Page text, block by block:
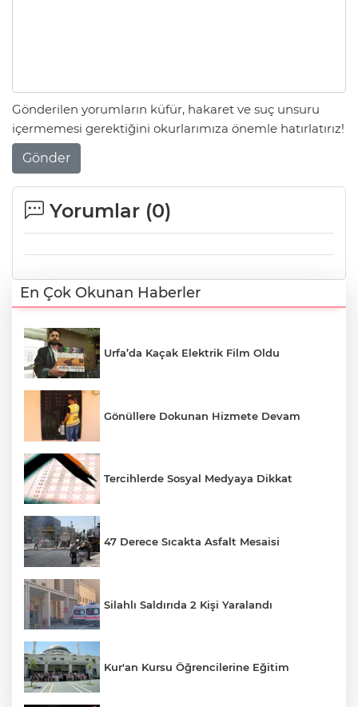
Gönderilen yorumların küfür, hakaret ve suç unsuru
içermemesi gerektiğini okurlarımıza önemle hatırlatırız!
Gönder
Yorumlar (0)
En Çok Okunan Haberler
Urfa’da Kaçak Elektrik Film Oldu
Gönüllere Dokunan Hizmete Devam
Tercihlerde Sosyal Medyaya Dikkat
47 Derece Sıcakta Asfalt Mesaisi
Silahlı Saldırıda 2 Kişi Yaralandı
Kur'an Kursu Öğrencilerine Eğitim